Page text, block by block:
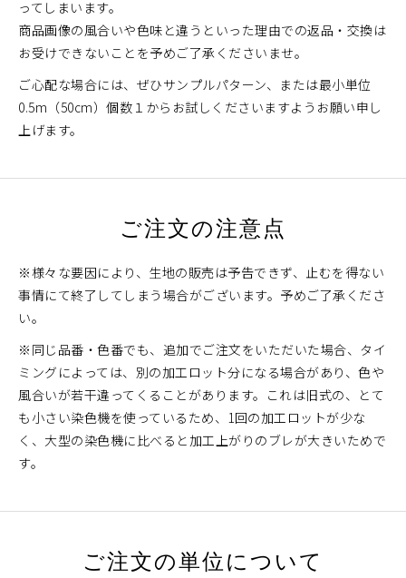
ってしまいます。
商品画像の風合いや色味と違うといった理由での返品・交換は
お受けできないことを予めご了承くださいませ。
ご心配な場合には、ぜひサンプルパターン、または最小単位
0.5m（50cm）個数１からお試しくださいますようお願い申し
上げます。
ご注文の注意点
※様々な要因により、生地の販売は予告できず、止むを得ない
事情にて終了してしまう場合がございます。予めご了承くださ
い。
※同じ品番・色番でも、追加でご注文をいただいた場合、タイ
ミングによっては、別の加工ロット分になる場合があり、色や
風合いが若干違ってくることがあります。これは旧式の、とて
も小さい染色機を使っているため、1回の加工ロットが少な
く、大型の染色機に比べると加工上がりのブレが大きいためで
す。
ご注文の単位について